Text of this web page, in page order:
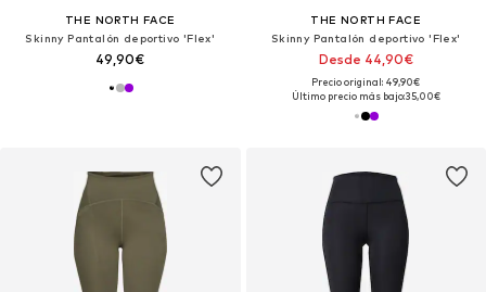
THE NORTH FACE
Skinny Pantalón deportivo 'Flex'
49,90€
THE NORTH FACE
Skinny Pantalón deportivo 'Flex'
Desde 44,90€
Precio original: 49,90€
Último precio más bajo:35,00€